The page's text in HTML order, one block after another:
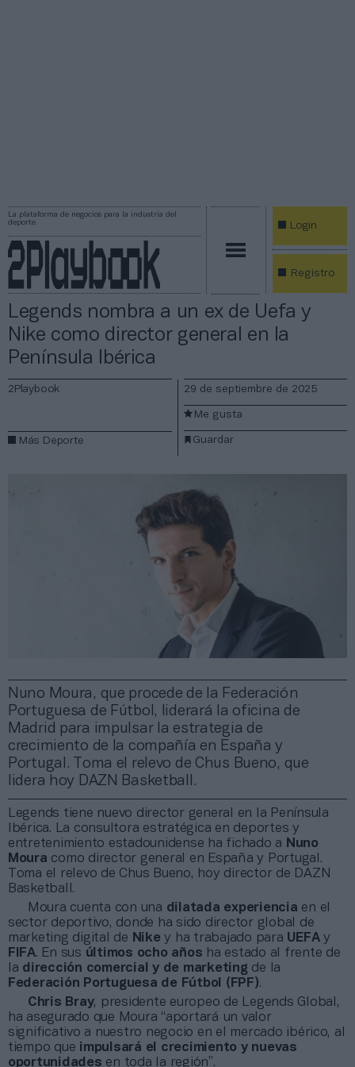
La plataforma de negocios para la industria del
deporte
Login
Registro
Legends nombra a un ex de Uefa y
Nike como director general en la
Península Ibérica
Nuno Moura, que procede de la Federación
Portuguesa de Fútbol, liderará la oficina de
Madrid para impulsar la estrategia de
crecimiento de la compañía en España y
Portugal. Toma el relevo de Chus Bueno, que
lidera hoy DAZN Basketball.
2Playbook
Más Deporte
29 de septiembre de 2025
Guardar
Me gusta
Legends tiene nuevo director general en la Península
Ibérica. La consultora estratégica en deportes y
entretenimiento estadounidense ha fichado a Nuno
Moura como director general en España y Portugal.
Toma el relevo de Chus Bueno, hoy director de DAZN
Basketball.
Moura cuenta con una dilatada experiencia en el
sector deportivo, donde ha sido director global de
marketing digital de Nike y ha trabajado para UEFAy
FIFA. En sus últimos ocho años ha estado al frente de
la dirección comercial y de marketing de la
Federación Portuguesa de Fútbol (FPF).
Chris Bray, presidente europeo de Legends Global,
ha asegurado que Moura “aportará un valor
significativo a nuestro negocio en el mercado ibérico, al
tiempo que impulsará el crecimiento y nuevas
oportunidades en toda la región”.